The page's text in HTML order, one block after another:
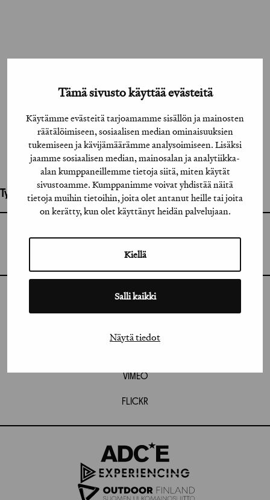
Tämä sivusto käyttää evästeitä
Käytämme evästeitä tarjoamamme sisällön ja mainosten
räätälöimiseen, sosiaalisen median ominaisuuksien
tukemiseen ja kävijämäärämme analysoimiseen. Lisäksi
jaamme sosiaalisen median, mainosalan ja analytiikka-
alan kumppaneillemme tietoja siitä, miten käytät
sivustoamme. Kumppanimme voivat yhdistää näitä
tietoja muihin tietoihin, joita olet antanut heille tai joita
on kerätty, kun olet käyttänyt heidän palvelujaan.
Kiellä
Salli kaikki
Näytä tiedot
Työhön osallistuneet henkilöt / tahot:
GRAFIA(AT)GRAFIA.FI
INSTAGRAM
VIMEO
FLICKR